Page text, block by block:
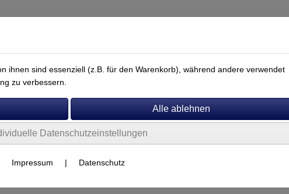
ihnen sind essenziell (z.B. für den Warenkorb), während andere verwendet
zu verbessern.
Datenschutzeinstellungen
Impressum | Datenschutz